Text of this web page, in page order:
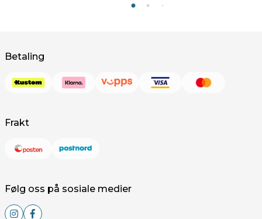
Betaling
Frakt
Følg oss på sosiale medier